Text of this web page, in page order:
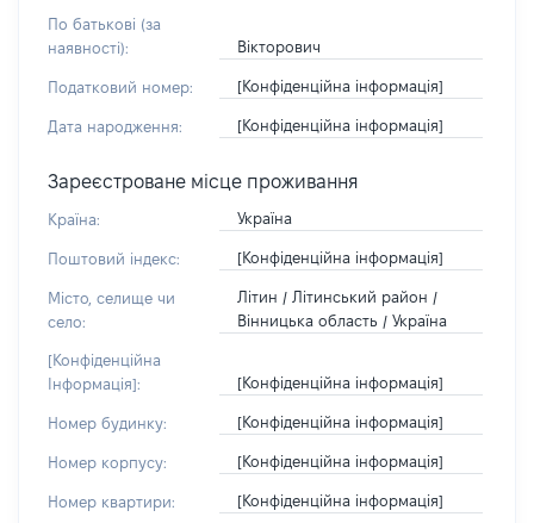
По батькові (за
наявності):
Вікторович
Податковий номер: [Конфіденційна інформація]
Дата народження: [Конфіденційна інформація]
Зареєстроване місце проживання
Країна: Україна
Поштовий індекс: [Конфіденційна інформація]
Місто, селище чи
село:
Літин / Літинський район /
Вінницька область / Україна
[Конфіденційна
Інформація]:
[Конфіденційна інформація]
Номер будинку: [Конфіденційна інформація]
Номер корпусу: [Конфіденційна інформація]
Номер квартири: [Конфіденційна інформація]